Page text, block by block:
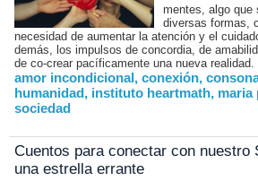
mentes, algo que
diversas formas,
necesidad de aumentar la atención y el
demás, los impulsos de concordia, de
de co-crear pacíficamente una nueva realidad.
amor incondicional, conexión,
humanidad, instituto heartmath, maria
sociedad
Cuentos para conectar con nuestro
una estrella errante